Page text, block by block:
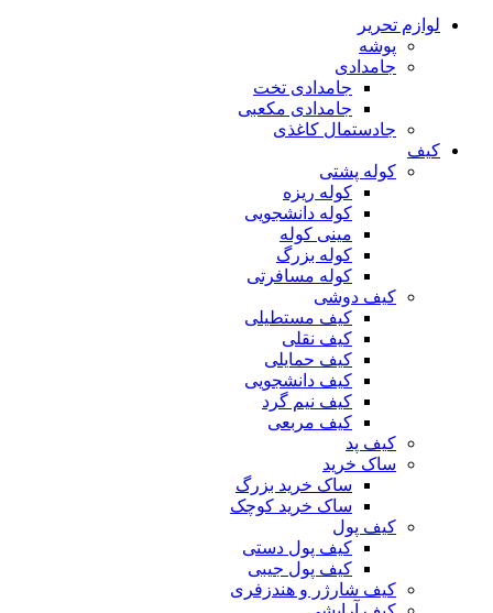
لوازم تحریر
پوشه
جامدادی
جامدادی تخت
جامدادی مکعبی
جادستمال کاغذی
کیف
کوله پشتی
کوله ریزه
کوله دانشجویی
مینی کوله
کوله بزرگ
کوله مسافرتی
کیف دوشی
کیف مستطیلی
کیف نقلی
کیف حمایلی
کیف دانشجویی
کیف نیم گرد
کیف مربعی
کیف پد
ساک خرید
ساک خرید بزرگ
ساک خرید کوچک
کیف پول
کیف پول دستی
کیف پول جیبی
کیف شارژر و هندزفری